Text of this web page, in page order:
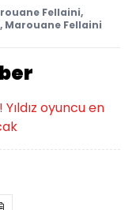
Fellaini,
Marouane Fellaini
oyuncu en